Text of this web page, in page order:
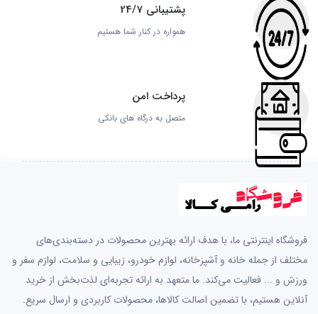
پشتیبانی 24/7
همواره در کنار شما هستیم
پرداخت امن
متصل به درگاه های بانکی
فروشگاه اینترنتی ما، با هدف ارائه بهترین محصولات در دسته‌بندی‌های
مختلف از جمله خانه و آشپزخانه، لوازم خودرو، زیبایی و سلامت، لوازم سفر و
ورزش و ... فعالیت می‌کند. ما متعهد به ارائه تجربه‌ای لذت‌بخش از خرید
آنلاین هستیم، با تضمین اصالت کالاها، محصولات کاربردی و ارسال سریع.